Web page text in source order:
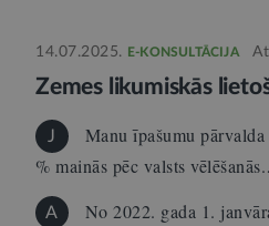
14.07.2025. E-KONSULTĀCIJA
Zemes likumiskās
J
Manu īpašumu
% mainās pēc valsts
A
No 2022. gada 1.